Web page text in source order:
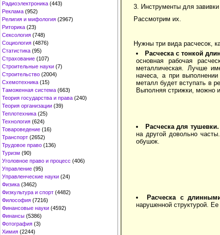
Радиоэлектроника (443)
Реклама (952)
Религия и мифология (2967)
Риторика (23)
Сексология (748)
Социология (4876)
Статистика (95)
Страхование (107)
Строительные науки (7)
Строительство (2004)
Схемотехника (15)
Таможенная система (663)
Теория государства и права (240)
Теория организации (39)
Теплотехника (25)
Технология (624)
Товароведение (16)
Транспорт (2652)
Трудовое право (136)
Туризм (90)
Уголовное право и процесс (406)
Управление (95)
Управленческие науки (24)
Физика (3462)
Физкультура и спорт (4482)
Философия (7216)
Финансовые науки (4592)
Финансы (5386)
Фотография (3)
Химия (2244)
3. Инструменты для
Рассмотрим их.
Нужны три вида расчесок,
Расческа с тонкой
основная рабочая
металлическая. Лучше
начеса, а при
металл будет вступать в
Выполняя стрижки, можно
Расческа для тушевки.
на другой довольно
обушок.
Расческа с
нарушенной структурой.